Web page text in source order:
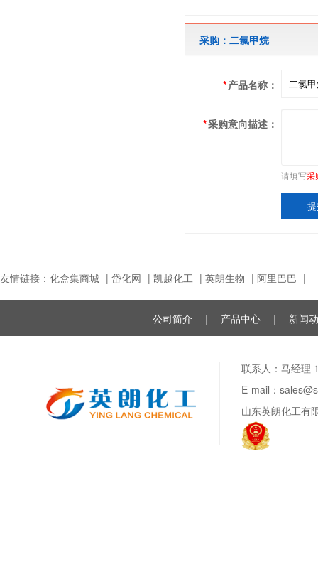
采购：二氯甲烷
*产品名称：
*采购意向描述：
请填写采
友情链接： 化盒集商城 | 岱化网 | 凯越化工 | 英朗生物 | 阿里巴巴 |
公司简介 | 产品中心 | 新闻
联系人：马经理
E-mail：
山东英朗化工有